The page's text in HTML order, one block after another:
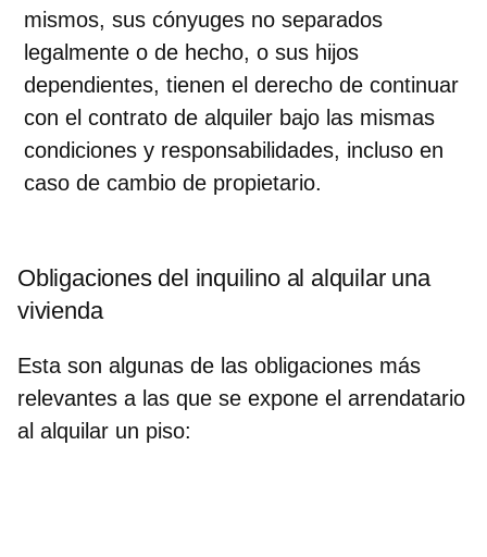
mismos, sus cónyuges no separados
legalmente o de hecho, o sus hijos
dependientes, tienen el derecho de continuar
con el contrato de alquiler bajo las mismas
condiciones y responsabilidades, incluso en
caso de cambio de propietario.
Obligaciones del inquilino al alquilar una
vivienda
Esta son algunas de las obligaciones más
relevantes a las que se expone el arrendatario
al alquilar un piso: